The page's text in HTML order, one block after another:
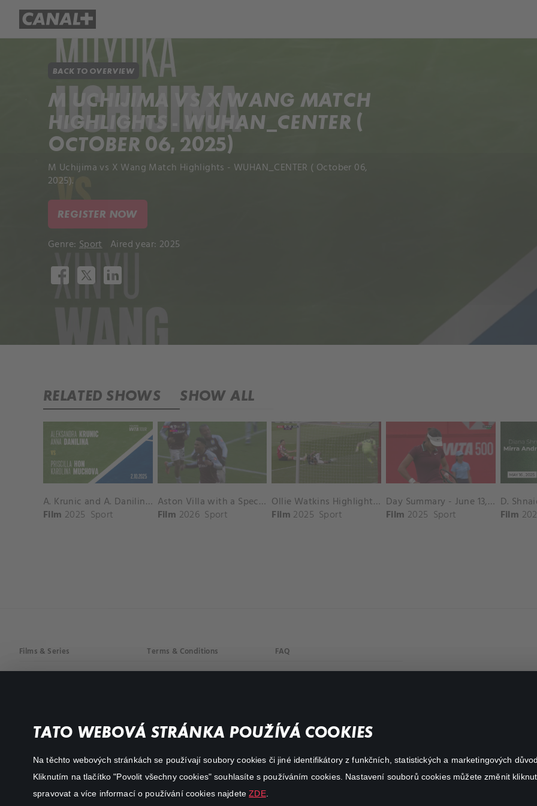
TATO WEBOVÁ STRÁNKA POUŽÍVÁ COOKIES
Na těchto webových stránkách se používají soubory cookies či jiné identifikátory z funkčních, statistických a marketingových
Kliknutím na tlačítko "Povolit všechny cookies" souhlasíte s používáním cookies. Nastavení souborů cookies můžete změnit
spravovat a více informací o používání cookies najdeteZDE.
BACK TO OVERVIEW
M UCHIJIMA VS X WANG MATCH
HIGHLIGHTS - WUHAN_CENTER (
OCTOBER 06, 2025)
M Uchijima vs X Wang Match Highlights - WUHAN_CENTER ( October 06,
2025).
REGISTER NOW
Genre: Sport Aired year: 2025
RELATED SHOWS SHOW ALL
A. Krunic and A. Danilina vs. P. Hon and K. Muchova Match Highlights - BEIJING_Capital Group Diamond ( October 02, 2025)
Film 2025 Sport
Aston Villa with a Spectacular Goal vs. Nottingham Forest
Film 2026 Sport
Ollie Watkins Highlights vs. Southampton
Film 2025 Sport
Day Summary - June 13, 2025
Film 2025 Sport
Film
Films & Series
Action
Terms & Conditions FAQ